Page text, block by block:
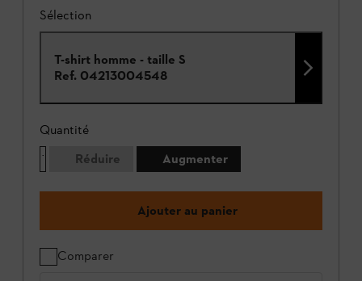
Sélection
T-shirt homme - taille S
Ref. 04213004548
Quantité
Réduire
Augmenter
Ajouter au panier
Comparer